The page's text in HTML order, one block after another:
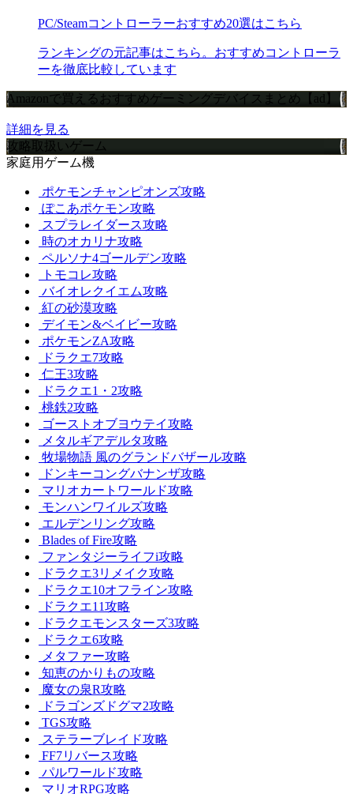
PC/Steamコントローラーおすすめ20選はこちら
ランキングの元記事はこちら。おすすめコントローラ
ーを徹底比較しています
Amazonで買えるおすすめゲーミングデバイスまとめ【ad】
詳細を見る
攻略取扱いゲーム
家庭用ゲーム機
ポケモンチャンピオンズ攻略
ぽこあポケモン攻略
スプラレイダース攻略
時のオカリナ攻略
ペルソナ4ゴールデン攻略
トモコレ攻略
バイオレクイエム攻略
紅の砂漠攻略
デイモン&ベイビー攻略
ポケモンZA攻略
ドラクエ7攻略
仁王3攻略
ドラクエ1・2攻略
桃鉄2攻略
ゴーストオブヨウテイ攻略
メタルギアデルタ攻略
牧場物語 風のグランドバザール攻略
ドンキーコングバナンザ攻略
マリオカートワールド攻略
モンハンワイルズ攻略
エルデンリング攻略
Blades of Fire攻略
ファンタジーライフi攻略
ドラクエ3リメイク攻略
ドラクエ10オフライン攻略
ドラクエ11攻略
ドラクエモンスターズ3攻略
ドラクエ6攻略
メタファー攻略
知恵のかりもの攻略
魔女の泉R攻略
ドラゴンズドグマ2攻略
TGS攻略
ステラーブレイド攻略
FF7リバース攻略
パルワールド攻略
マリオRPG攻略